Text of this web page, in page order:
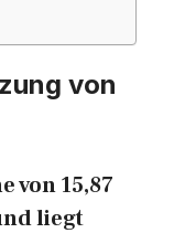
von
von 15,87
liegt